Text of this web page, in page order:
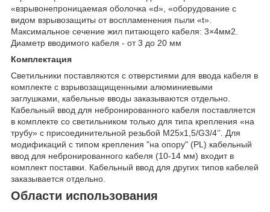
«взрывонепроницаемая оболочка «d», «оборудование с
видом взрывозащиты от воспламенения пыли «t».
Максимальное сечение жил питающего кабеля: 3×4мм2.
Диаметр вводимого кабеля - от 3 до 20 мм
Комплектация
Светильники поставляются с отверстиями для ввода кабеля в
комплекте c взрывозащищенными алюминиевыми
заглушками, кабельные вводы заказываются отдельно.
Кабельный ввод для небронированного кабеля поставляется
в комплекте со светильником только для типа крепления «на
трубу» с присоединительной резьбой M25x1,5/G3/4’’. Для
модификаций с типом крепления "на опору" (PL) кабельный
ввод для небронированного кабеля (10-14 мм) входит в
комплект поставки. Кабельный ввод для других типов кабелей
заказывается отдельно.
Области использования